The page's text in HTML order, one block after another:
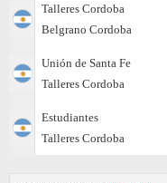
Talleres Cordoba
Belgrano Cordoba
Unión de Santa Fe
Talleres Cordoba
Estudiantes
Talleres Cordoba